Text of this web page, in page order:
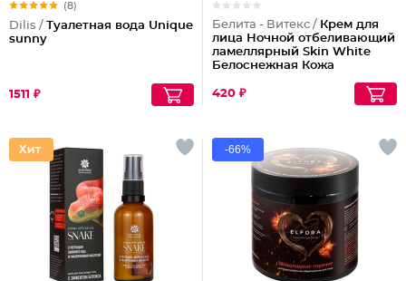
(8)
Dilis / Туалетная вода Unique
sunny
1511 ₽
Белита - Витекс / Крем для
лица Ночной отбеливающий
ламеллярный Skin White
Белоснежная Кожа
420 ₽
-66%